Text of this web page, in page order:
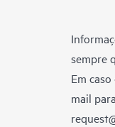
sempre
Em
mail para